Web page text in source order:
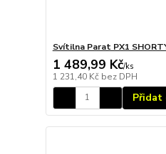
Svítilna Parat PX1
1 489,99 Kč/ks
1 231,40 Kč bez DPH
Přidat